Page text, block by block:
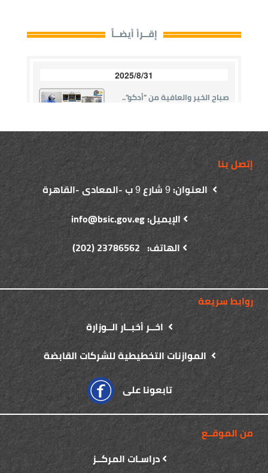
إتصل بنا
العنوان:9شارع9ب -المعادى -القاهرة
الإيميل: info@bsic.gov.eg
الهاتف: 23786562 (202)
روابط سريعة
اخــر أخبــار الــوزارة
الموازنات التخطيطية للشركات القابضة
تابعونا على
من الموقــع
دراسـات المركــز